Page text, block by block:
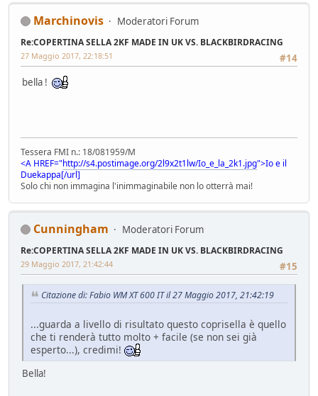
Marchinovis Moderatori Forum
Re:COPERTINA SELLA 2KF MADE IN UK VS. BLACKBIRDRACING
#14
27 Maggio 2017, 22:18:51
bella !
Tessera FMI n.: 18/081959/M
<A HREF="http://s4.postimage.org/2l9x2t1lw/Io_e_la_2k1.jpg">Io e il
Duekappa[/url]
Solo chi non immagina l'inimmaginabile non lo otterrà mai!
Cunningham Moderatori Forum
Re:COPERTINA SELLA 2KF MADE IN UK VS. BLACKBIRDRACING
#15
29 Maggio 2017, 21:42:44
Citazione di: Fabio WM XT 600 IT il 27 Maggio 2017, 21:42:19
...guarda a livello di risultato questo coprisella è quello
che ti renderà tutto molto + facile (se non sei già
esperto...), credimi!
Bella!